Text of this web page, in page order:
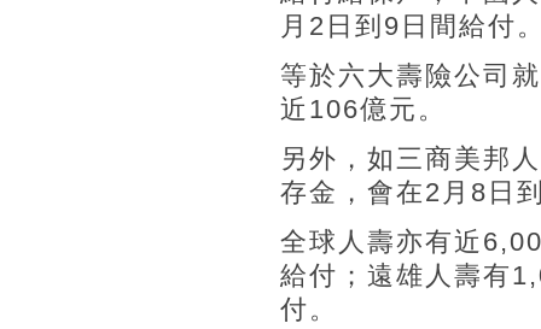
月2日到9日間給付
等於六大壽險公司
近106億元。
另外，如三商美邦
存金，會在2月8日
全球人壽亦有近
給付；遠雄人壽有
付。